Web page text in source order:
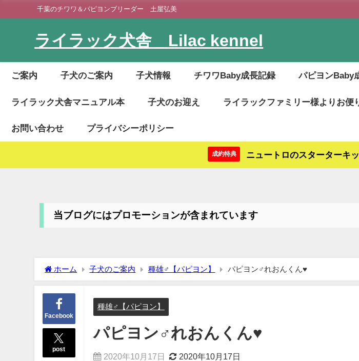
千葉のチワワ＆パピヨンブリーダー 土屋弘美
ライラック犬舎 Lilac kennel
ご案内 子犬のご案内 子犬情報 チワワBaby成長記録 パピヨンBaby
ライラック犬舎マニュアル本 子犬のお迎え ライラックファミリー様よりお便
お問い合わせ プライバシーポリシー
成約特典 ニュートロのスターターキ
当ブログにはプロモーションが含まれています
ホーム 子犬のご案内 種雄♂【パピヨン】 パピヨン♂れおんくん♥
Facebook
post
種雄♂【パピヨン】
パピヨン♂れおんくん♥
2020年10月17日 2020年10月17日